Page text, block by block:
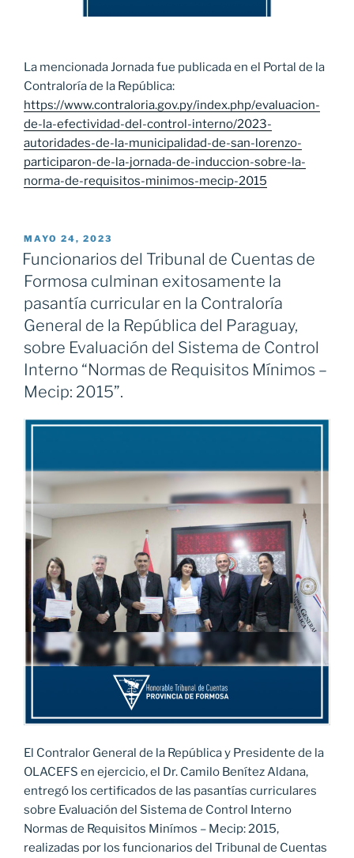
La mencionada Jornada fue publicada en el Portal de la
Contraloría de la República:
https://www.contraloria.gov.py/index.php/evaluacion-
de-la-efectividad-del-control-interno/2023-
autoridades-de-la-municipalidad-de-san-lorenzo-
participaron-de-la-jornada-de-induccion-sobre-la-
norma-de-requisitos-minimos-mecip-2015
PUBLICADO
EL
MAYO 24, 2023
Funcionarios del Tribunal de Cuentas de
Formosa culminan exitosamente la
pasantía curricular en la Contraloría
General de la República del Paraguay,
sobre Evaluación del Sistema de Control
Interno “Normas de Requisitos Mínimos –
Mecip: 2015”.
El Contralor General de la República y Presidente de la
OLACEFS en ejercicio, el Dr. Camilo Benítez Aldana,
entregó los certificados de las pasantías curriculares
sobre Evaluación del Sistema de Control Interno
Normas de Requisitos Minímos – Mecip: 2015,
realizadas por los funcionarios del Tribunal de Cuentas